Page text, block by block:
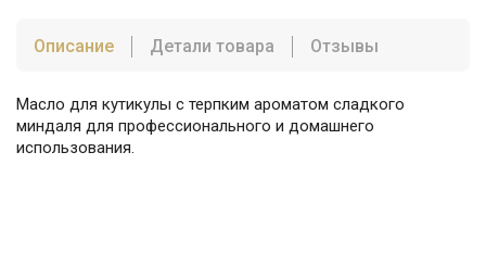
Описание Детали товара Отзывы
Масло для кутикулы с терпким ароматом сладкого
миндаля для профессионального и домашнего
использования.